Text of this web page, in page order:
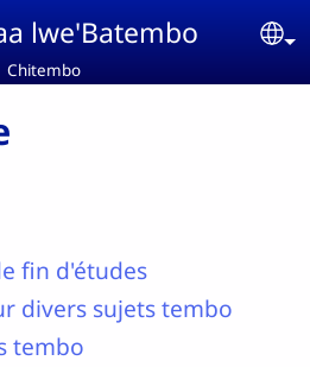
lwe'Batembo
Chitembo
fin d'études
divers sujets tembo
tembo